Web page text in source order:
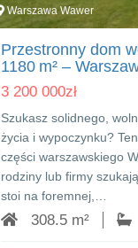
Warszawa Wawer
Przestronny dom
1180 m² –
3 200 000zł
Szukasz solidnego,
życia i wypoczynku?
części warszawskiego
rodziny lub firmy
stoi na foremnej,…
308.5 m²